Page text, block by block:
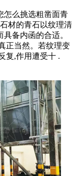
怎么挑选粗凿面青
材的青石以纹理清
备内函的合适。
正当然。若纹理变
复,作用遭受十 .